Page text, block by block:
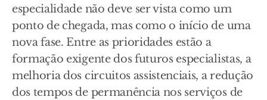
especialidade não deve ser vista como um
ponto de chegada, mas como o início de uma
nova fase. Entre as prioridades estão a
formação exigente dos futuros especialistas, a
melhoria dos circuitos assistenciais, a redução
dos tempos de permanência nos serviços de